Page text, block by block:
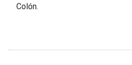
Colón.